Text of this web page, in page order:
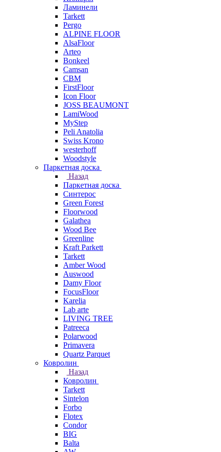
Ламинели
Tarkett
Pergo
ALPINE FLOOR
AlsaFloor
Arteo
Bonkeel
Camsan
CBM
FirstFloor
Icon Floor
JOSS BEAUMONT
LamiWood
MyStep
Peli Anatolia
Swiss Krono
westerhoff
Woodstyle
Паркетная доска
Назад
Паркетная доска
Синтерос
Green Forest
Floorwood
Galathea
Wood Bee
Greenline
Kraft Parkett
Tarkett
Amber Wood
Auswood
Damy Floor
FocusFloor
Karelia
Lab arte
LIVING TREE
Patreeca
Polarwood
Primavera
Quartz Parquet
Ковролин
Назад
Ковролин
Tarkett
Sintelon
Forbo
Flotex
Condor
BIG
Balta